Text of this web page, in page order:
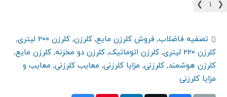
❮
1
❯
تصفیه فاضلاب, فروش کلرزن مایع,کلرزن,کلرزن 200 لیتری
,
کلرزن 220 لیتری
,کلرزن اتوماتیک,کلرزن دو مخزنه,کلرزن مایع,
کلرزن هوشمند,کلرزنی, مزایا کلرزنی, معایب کلرزنی, معایب و
مزایا کلرزنی